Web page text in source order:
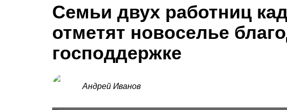
Семьи двух работниц
отметят новоселье
господдержке
Андрей Иванов